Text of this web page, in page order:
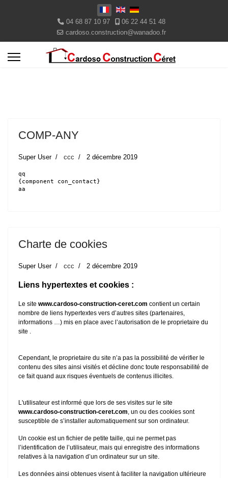
Select your language
04 68 87 10 97
06 22 44 51 48
cardoso.construction@wanadoo.fr
COMP-ANY
Super User ccc 2 décembre 2019
qq
{component con_contact}
aa
Charte de cookies
Super User ccc 2 décembre 2019
Liens hypertextes et cookies :
Le site www.cardoso-construction-ceret.com contient un certain
nombre de liens hypertextes vers d’autres sites (partenaires,
informations …) mis en place avec l’autorisation de le proprietaire du
site .
Cependant, le proprietaire du site n’a pas la possibilité de vérifier le
contenu des sites ainsi visités et décline donc toute responsabilité de
ce fait quand aux risques éventuels de contenus illicites.
L'utilisateur est informé que lors de ses visites sur le site
www.cardoso-construction-ceret.com, un ou des cookies sont
susceptible de s’installer automatiquement sur son ordinateur.
Un cookie est un fichier de petite taille, qui ne permet pas
l’identification de l’utilisateur, mais qui enregistre des informations
relatives à la navigation d’un ordinateur sur un site.
Les données ainsi obtenues visent à faciliter la navigation ultérieure